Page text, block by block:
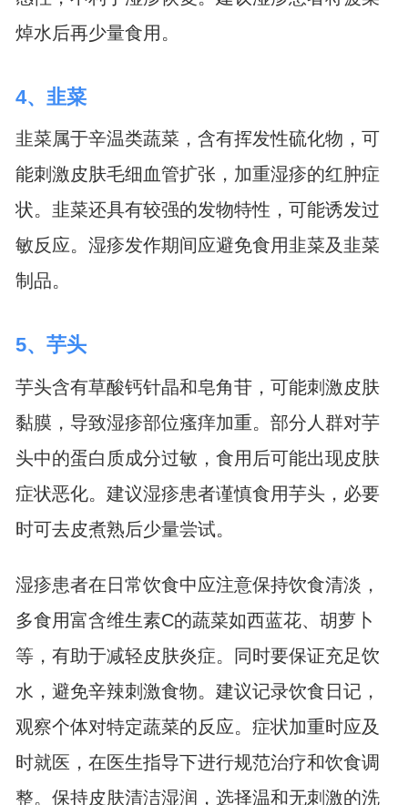
焯水后再少量食用。
4、韭菜
韭菜属于辛温类蔬菜，含有挥发性硫化物，可
能刺激皮肤毛细血管扩张，加重湿疹的红肿症
状。韭菜还具有较强的发物特性，可能诱发过
敏反应。湿疹发作期间应避免食用韭菜及韭菜
制品。
5、芋头
芋头含有草酸钙针晶和皂角苷，可能刺激皮肤
黏膜，导致湿疹部位瘙痒加重。部分人群对芋
头中的蛋白质成分过敏，食用后可能出现皮肤
症状恶化。建议湿疹患者谨慎食用芋头，必要
时可去皮煮熟后少量尝试。
湿疹患者在日常饮食中应注意保持饮食清淡，
多食用富含维生素C的蔬菜如西蓝花、胡萝卜
等，有助于减轻皮肤炎症。同时要保证充足饮
水，避免辛辣刺激食物。建议记录饮食日记，
观察个体对特定蔬菜的反应。症状加重时应及
时就医，在医生指导下进行规范治疗和饮食调
整。保持皮肤清洁湿润，选择温和无刺激的洗